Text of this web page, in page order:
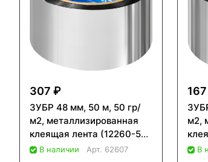
307 ₽
ЗУБР 48 мм, 50 м, 50 гр/
м2, металлизированная
клеящая лента (12260-50-
50)В наличии Арт. 62607
м2,
25)
В